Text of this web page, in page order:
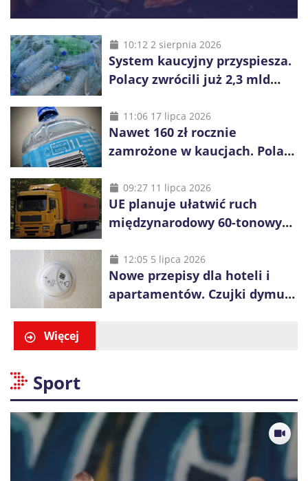
10:12 2 sierpnia 2026
System kaucyjny przyspiesza.
Polacy zwrócili już 2,3 mld
11:06 17 lipca 2026
Nawet 160 zł rocznie
zamrożone w kaucjach. Polacy
vouchery
09:27 11 lipca 2026
UE planuje ułatwić ruch
międzynarodowy 60-tonowych
konkurencji
12:05 5 lipca 2026
Nowe przepisy dla hoteli i
apartamentów. Czujki dymu
Więcej
Sport